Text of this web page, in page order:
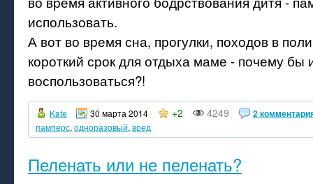
использовать.
А вот во время сна, прогулки, походов в
короткий срок для отдыха маме - почему бы
воспользоваться?!
Kate 30 марта 2014 +2 4249 2
памперс, одноразовый, вред
Пеленать или не пеленать?